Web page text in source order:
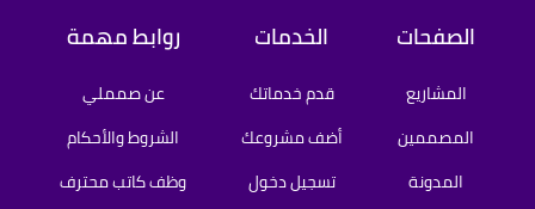
الصفحات
المشاريع
المصممين
المدونة
الخدمات
قدم خدماتك
أضف مشروعك
تسجيل دخول
روابط مهمة
عن صمملي
الشروط والأحكام
وظف كاتب محترف